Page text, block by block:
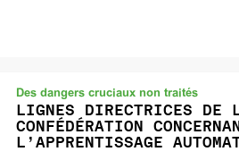
Des dangers cruciaux non traités
LIGNES DIRECTRICES DE
CONFÉDÉRATION
L’APPRENTISSAGE